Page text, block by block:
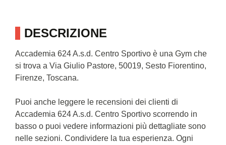
DESCRIZIONE
Accademia 624 A.s.d. Centro Sportivo è una Gym che
si trova a Via Giulio Pastore, 50019, Sesto Fiorentino,
Firenze, Toscana.
Puoi anche leggere le recensioni dei clienti di
Accademia 624 A.s.d. Centro Sportivo scorrendo in
basso o puoi vedere informazioni più dettagliate sono
nelle sezioni. Condividere la tua esperienza. Ogni